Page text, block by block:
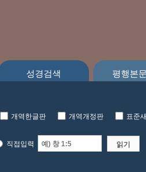
성경검색 평행본
개역한글판 개역개정판 표준
직접입력